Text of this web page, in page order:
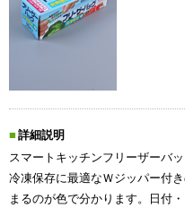
詳細説明
スマートキッチンフリーザー
冷凍保存に最適なＷジッパー付
まるのが色で分かります。日付